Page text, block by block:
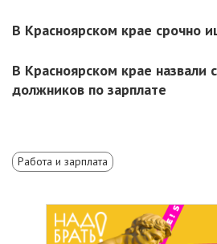
В Красноярском крае срочно
В Красноярском крае назвали
должников по зарплате
Работа и зарплата